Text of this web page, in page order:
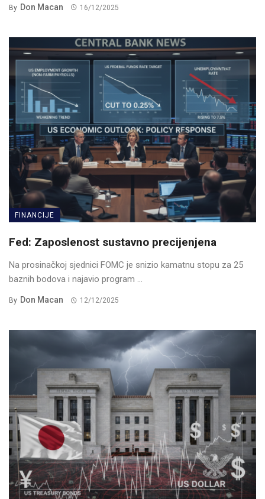
By Don Macan 16/12/2025
FINANCIJE
Fed: Zaposlenost sustavno precijenjena
Na prosinačkoj sjednici FOMC je snizio kamatnu stopu za 25
baznih bodova i najavio program ...
By Don Macan 12/12/2025